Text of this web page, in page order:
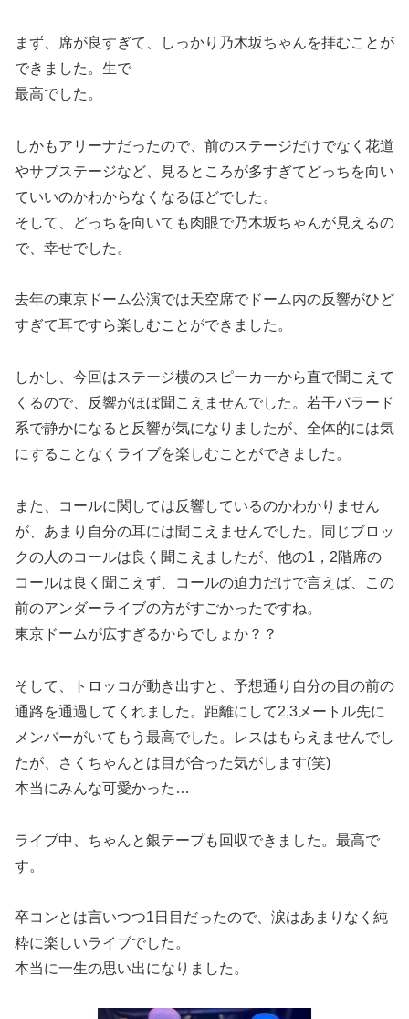
まず、席が良すぎて、しっかり乃木坂ちゃんを拝むことが
できました。生で
最高でした。
しかもアリーナだったので、前のステージだけでなく花道
やサブステージなど、見るところが多すぎてどっちを向い
ていいのかわからなくなるほどでした。
そして、どっちを向いても肉眼で乃木坂ちゃんが見えるの
で、幸せでした。
去年の東京ドーム公演では天空席でドーム内の反響がひど
すぎて耳ですら楽しむことができました。
しかし、今回はステージ横のスピーカーから直で聞こえて
くるので、反響がほぼ聞こえませんでした。若干バラード
系で静かになると反響が気になりましたが、全体的には気
にすることなくライブを楽しむことができました。
また、コールに関しては反響しているのかわかりません
が、あまり自分の耳には聞こえませんでした。同じブロッ
クの人のコールは良く聞こえましたが、他の1，2階席の
コールは良く聞こえず、コールの迫力だけで言えば、この
前のアンダーライブの方がすごかったですね。
東京ドームが広すぎるからでしょか？？
そして、トロッコが動き出すと、予想通り自分の目の前の
通路を通過してくれました。距離にして2,3メートル先に
メンバーがいてもう最高でした。レスはもらえませんでし
たが、さくちゃんとは目が合った気がします(笑)
本当にみんな可愛かった…
ライブ中、ちゃんと銀テープも回収できました。最高で
す。
卒コンとは言いつつ1日目だったので、涙はあまりなく純
粋に楽しいライブでした。
本当に一生の思い出になりました。